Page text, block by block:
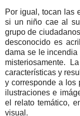
Por igual, tocan las
si un niño cae al
grupo de
desconocido es
dama se le
misteriosamente.
características y
y corresponde a los
ilustraciones e
el relato temático,
visual.